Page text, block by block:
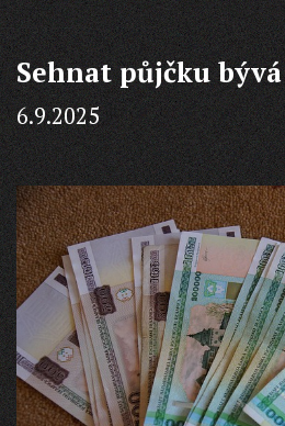
Sehnat půjčku
6.9.2025